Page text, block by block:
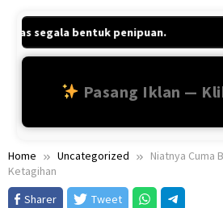
segala bentuk penipuan.
Pasang Iklan —
Home Uncategorized
Niatnya Cuma
Ketagihan
Sharer
Tweet